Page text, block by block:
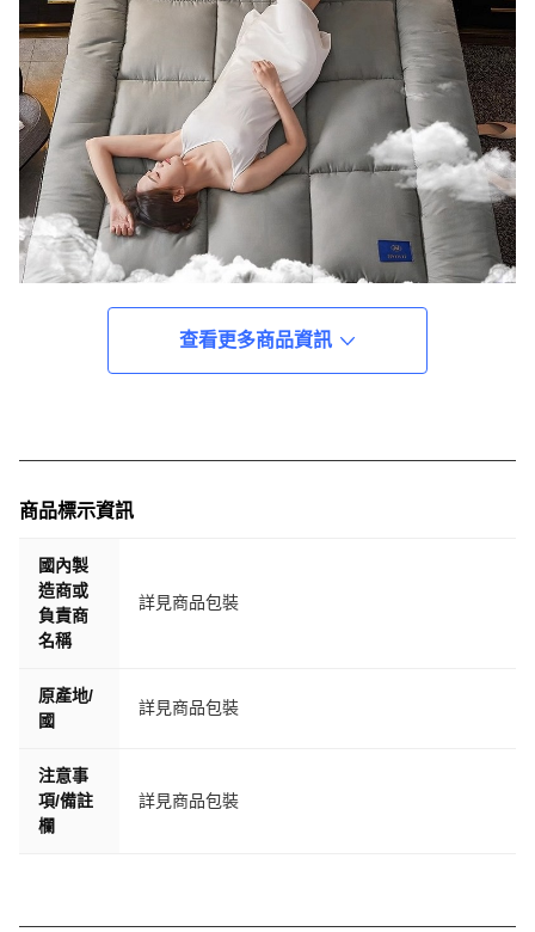
查看更多商品資訊
商品標示資訊
國內製
造商或
負責商
名稱
詳見商品包裝
原產地/
國
詳見商品包裝
注意事
項/備註
欄
詳見商品包裝